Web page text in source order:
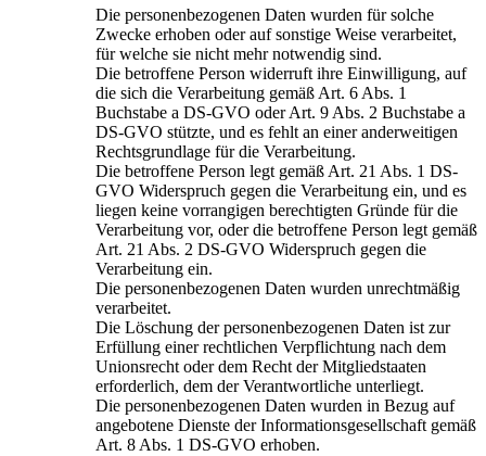
Die personenbezogenen Daten wurden für solche
Zwecke erhoben oder auf sonstige Weise verarbeitet,
für welche sie nicht mehr notwendig sind.
Die betroffene Person widerruft ihre Einwilligung, auf
die sich die Verarbeitung gemäß Art. 6 Abs. 1
Buchstabe a DS-GVO oder Art. 9 Abs. 2 Buchstabe a
DS-GVO stützte, und es fehlt an einer anderweitigen
Rechtsgrundlage für die Verarbeitung.
Die betroffene Person legt gemäß Art. 21 Abs. 1 DS-
GVO Widerspruch gegen die Verarbeitung ein, und es
liegen keine vorrangigen berechtigten Gründe für die
Verarbeitung vor, oder die betroffene Person legt gemäß
Art. 21 Abs. 2 DS-GVO Widerspruch gegen die
Verarbeitung ein.
Die personenbezogenen Daten wurden unrechtmäßig
verarbeitet.
Die Löschung der personenbezogenen Daten ist zur
Erfüllung einer rechtlichen Verpflichtung nach dem
Unionsrecht oder dem Recht der Mitgliedstaaten
erforderlich, dem der Verantwortliche unterliegt.
Die personenbezogenen Daten wurden in Bezug auf
angebotene Dienste der Informationsgesellschaft gemäß
Art. 8 Abs. 1 DS-GVO erhoben.